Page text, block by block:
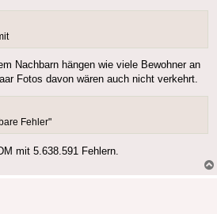
Nachbarn hängen wie viele Bewohner an
Fotos davon wären auch nicht verkehrt.
Fehler"
mit 5.638.591 Fehlern.